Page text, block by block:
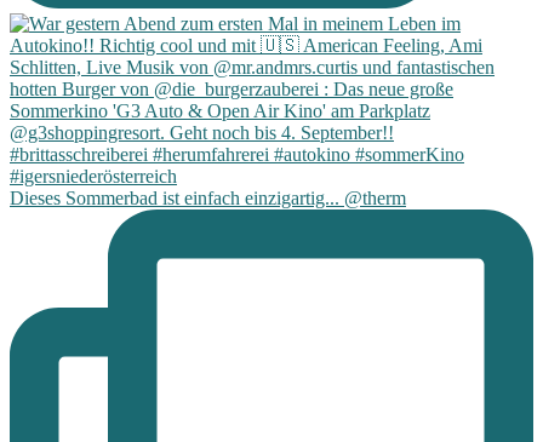
Dieses Sommerbad ist einfach einzigartig... @therm